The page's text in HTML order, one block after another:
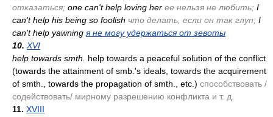
отказаться; one can't help loving her ее нельзя не любить; I
can't help his being so foolish что делать, если он так глуп; I
can't help yawning я не могу удержаться от зевоты
10. XVI
help towards smth.
help towards a peaceful solution of the conflict
(towards the attainment of smb.'s ideals, towards the acquirement
of smth., towards the propagation of smth., etc.) способствовать /
содействовать/ мирному разрешению конфликта и т. д.
11. XVIII